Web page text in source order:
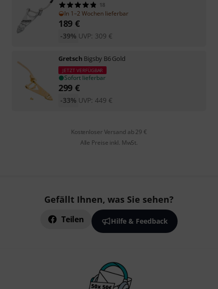
18
In 1–2 Wochen lieferbar
189 €
UVP: 309 €
-39%
Gretsch Bigsby B6 Gold
JETZT VERFÜGBAR
Sofort lieferbar
299 €
UVP: 449 €
-33%
Kostenloser Versand ab 29 €
Alle Preise inkl. MwSt.
Gefällt Ihnen, was Sie sehen?
Teilen Hilfe & Feedback